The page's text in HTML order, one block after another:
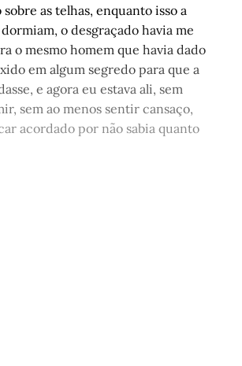
as telhas, enquanto isso a
o desgraçado havia me
o mesmo homem que havia dado
em algum segredo para que a
e agora eu estava ali, sem
sem ao menos sentir cansaço,
acordado por não sabia quanto